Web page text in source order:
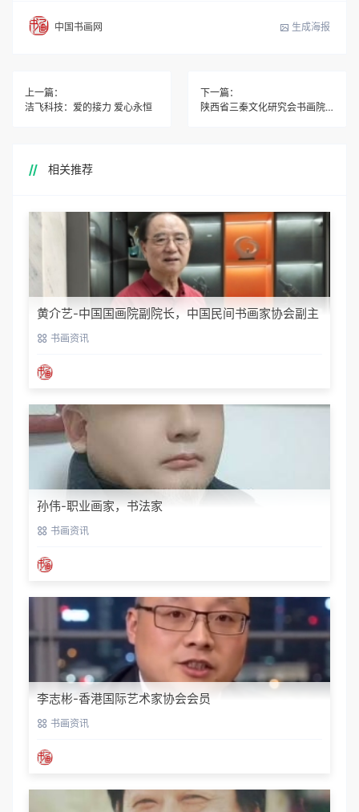
中国书画网 生成海报
上一篇：
洁飞科技：爱的接力 爱心永恒
下一篇：
陕西省三秦文化研究会书画院成功举办“走进宁夏贺兰山采
相关推荐
黄介艺-中国国画院副院长，中国民间书画家协会副主
席 书画资讯
孙伟-职业画家，书法家
书画资讯
李志彬-香港国际艺术家协会会员
书画资讯